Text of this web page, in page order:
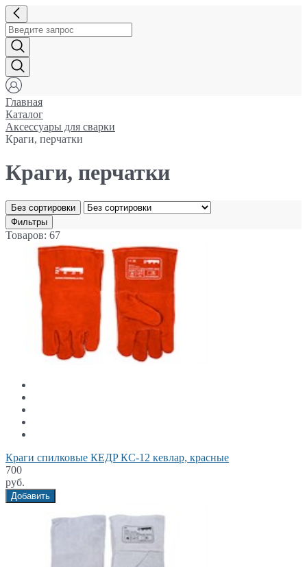
Главная
Каталог
Аксессуары для сварки
Краги, перчатки
Краги, перчатки
Без сортировки
Фильтры
Товаров: 67
Краги спилковые КЕДP КС-12 кевлар, красные
700
руб.
Добавить